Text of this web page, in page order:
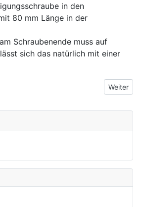
in den
80 mm Länge in der
Schraubenende muss auf
sich das natürlich mit einer
Nächster
Weiter